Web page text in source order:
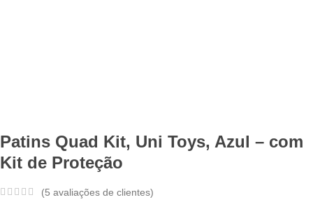
Patins Quad Kit, Uni Toys, Azul – com
Kit de Proteção
(5 avaliações de clientes)